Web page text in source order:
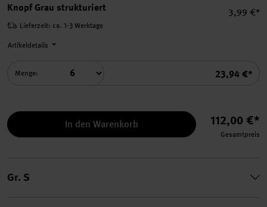
Knopf Grau strukturiert
3,99 €*
Summe
23,94 €*
Lieferzeit: ca. 1-3 Werktage
Artikeldetails
Menge:
In den Warenkorb 112,00 €*
Gesamtpreis
Gr. S